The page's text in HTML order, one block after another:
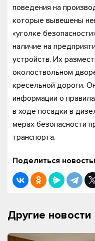
поведения на
которые вывешены
«уголке
наличие на
устройств. Их
околоствольном
кресельной дороги.
информации о
в ходе посадки в
мерах безопасности
транспорта.
Поделиться
Другие новости